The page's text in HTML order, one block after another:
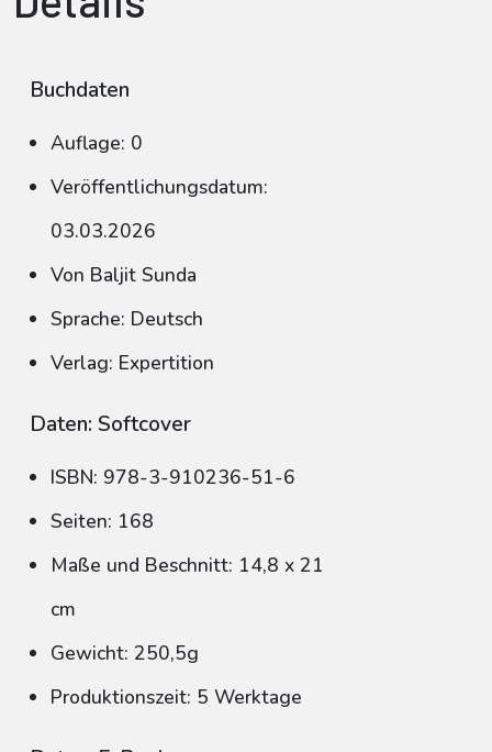
Buchdaten
Auflage: 0
Veröffentlichungsdatum:
03.03.2026
Von Baljit Sunda
Sprache: Deutsch
Verlag: Expertition
Daten: Softcover
ISBN: 978-3-910236-51-6
Seiten: 168
Maße und Beschnitt: 14,8 x 21
cm
Gewicht: 250,5g
Produktionszeit: 5 Werktage